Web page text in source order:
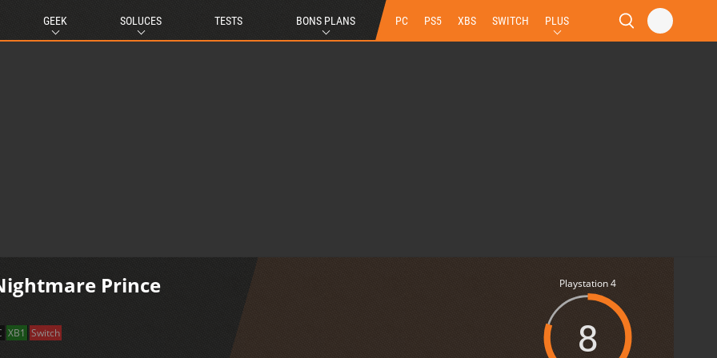
GEEK SOLUCES TESTS BONS PLANS PC PS5 XBS SWITCH PLUS
Prince
XB1 Switch
Playstation 4
8